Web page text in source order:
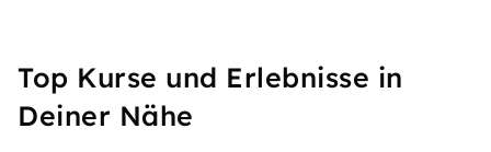
Top Kurse und Erlebnisse in
Deiner Nähe